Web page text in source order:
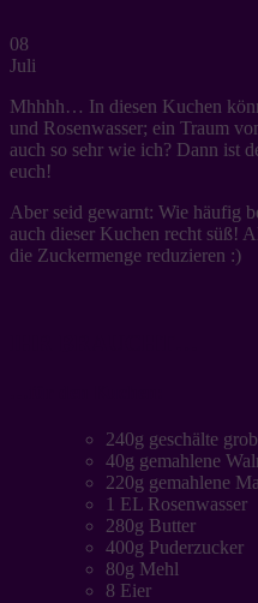
08
Juli
Mhhhh… In diesen Kuchen
und Rosenwasser; ein Traum
auch so sehr wie ich? Dann ist
euch!
Aber seid gewarnt: Wie häufig
auch dieser Kuchen recht süß!
die Zuckermenge reduzieren :)
240g geschälte
40g gemahlene
220g gemahlene
1 EL Rosenwasser
280g Butter
400g Puderzucker
80g Mehl
8 Eier